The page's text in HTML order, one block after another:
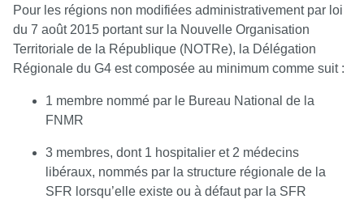
Pour les régions non modifiées administrativement par loi
du 7 août 2015 portant sur la Nouvelle Organisation
Territoriale de la République (NOTRe), la Délégation
Régionale du G4 est composée au minimum comme suit :
1 membre nommé par le Bureau National de la
FNMR
3 membres, dont 1 hospitalier et 2 médecins
libéraux, nommés par la structure régionale de la
SFR lorsqu’elle existe ou à défaut par la SFR